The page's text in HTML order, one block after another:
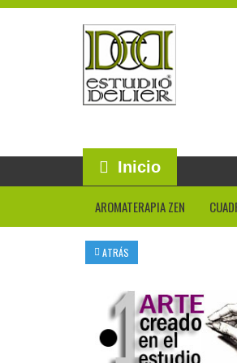
Inicio
AROMATERAPIA ZEN
ATRÁS